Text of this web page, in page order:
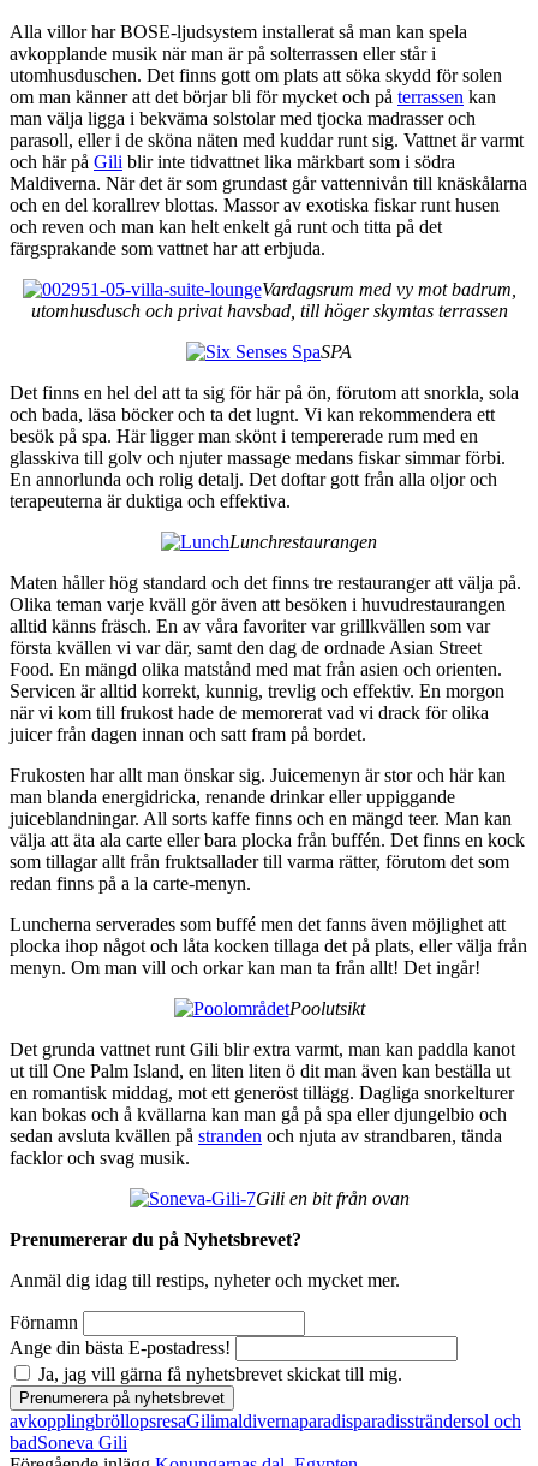
Alla villor har BOSE-ljudsystem installerat så man kan spela
avkopplande musik när man är på solterrassen eller står i
utomhusduschen. Det finns gott om plats att söka skydd för solen
om man känner att det börjar bli för mycket och på terrassen kan
man välja ligga i bekväma solstolar med tjocka madrasser och
parasoll, eller i de sköna näten med kuddar runt sig. Vattnet är varmt
och här på Gili blir inte tidvattnet lika märkbart som i södra
Maldiverna. När det är som grundast går vattennivån till knäskålarna
och en del korallrev blottas. Massor av exotiska fiskar runt husen
och reven och man kan helt enkelt gå runt och titta på det
färgsprakande som vattnet har att erbjuda.
Vardagsrum med vy mot badrum,
utomhusdusch och privat havsbad, till höger skymtas terrassen
SPA
Det finns en hel del att ta sig för här på ön, förutom att snorkla, sola
och bada, läsa böcker och ta det lugnt. Vi kan rekommendera ett
besök på spa. Här ligger man skönt i tempererade rum med en
glasskiva till golv och njuter massage medans fiskar simmar förbi.
En annorlunda och rolig detalj. Det doftar gott från alla oljor och
terapeuterna är duktiga och effektiva.
Lunchrestaurangen
Maten håller hög standard och det finns tre restauranger att välja på.
Olika teman varje kväll gör även att besöken i huvudrestaurangen
alltid känns fräsch. En av våra favoriter var grillkvällen som var
första kvällen vi var där, samt den dag de ordnade Asian Street
Food. En mängd olika matstånd med mat från asien och orienten.
Servicen är alltid korrekt, kunnig, trevlig och effektiv. En morgon
när vi kom till frukost hade de memorerat vad vi drack för olika
juicer från dagen innan och satt fram på bordet.
Frukosten har allt man önskar sig. Juicemenyn är stor och här kan
man blanda energidricka, renande drinkar eller uppiggande
juiceblandningar. All sorts kaffe finns och en mängd teer. Man kan
välja att äta ala carte eller bara plocka från buffén. Det finns en kock
som tillagar allt från fruktsallader till varma rätter, förutom det som
redan finns på a la carte-menyn.
Luncherna serverades som buffé men det fanns även möjlighet att
plocka ihop något och låta kocken tillaga det på plats, eller välja från
menyn. Om man vill och orkar kan man ta från allt! Det ingår!
Poolutsikt
Det grunda vattnet runt Gili blir extra varmt, man kan paddla kanot
ut till One Palm Island, en liten liten ö dit man även kan beställa ut
en romantisk middag, mot ett generöst tillägg. Dagliga snorkelturer
kan bokas och å kvällarna kan man gå på spa eller djungelbio och
sedan avsluta kvällen på stranden och njuta av strandbaren, tända
facklor och svag musik.
Gili en bit från ovan
Prenumererar du på Nyhetsbrevet?
Anmäl dig idag till restips, nyheter och mycket mer.
Förnamn
Ange din bästa E-postadress!
Ja, jag vill gärna få nyhetsbrevet skickat till mig.
avkopplingbröllopsresaGilimaldivernaparadisparadissträndersol och
badSoneva Gili